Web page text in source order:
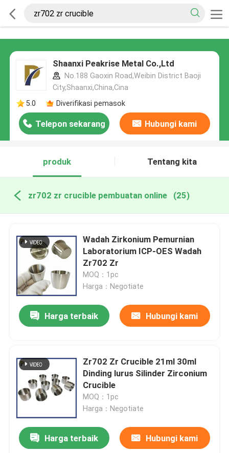
Shaanxi Peakrise Metal Co.,Ltd
No.188 Gaoxin Road,Weibin District Baoji
City,Shaanxi,China,Cina
5.0
Diverifikasi pemasok
Telepon sekarang Hubungi kami
produk Tentang kita
zr702 zr crucible pembuatan online (25)
Wadah Zirkonium Pemurnian
Laboratorium ICP-OES Wadah
Zr702 Zr
MOQ：1pc
Harga：Negotiate
Harga terbaik Hubungi kami
Zr702 Zr Crucible 21ml 30ml
Dinding lurus Silinder Zirconium
Crucible
MOQ：1pc
Harga：Negotiate
Harga terbaik Hubungi kami